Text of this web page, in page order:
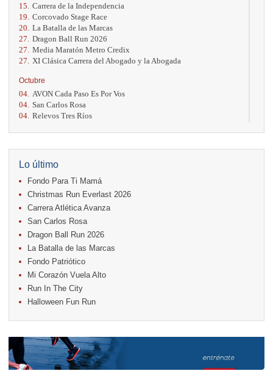
15. Carrera de la Independencia
19. Corcovado Stage Race
20. La Batalla de las Marcas
27. Dragon Ball Run 2026
27. Media Maratón Metro Credix
27.
XI Clásica Carrera del Abogado y la Abogada
Octubre
04. AVON Cada Paso Es Por Vos
04. San Carlos Rosa
04. Relevos Tres Ríos
17. Caribe Paradise Run
18.
Casa Turire Trail Run
18. Warriors Run Circuit
18. Samsung Jacó Beach Half Marathon 2026
25. KRun by Under Armour
25. Run Alajuela
Noviembre
08. Lindora Run
15. Entre Pan y Rosas
Diciembre
06. Trail Vulcania 2026
12. Media Maratón Puntarenas 2026
Lo último
Fondo Para Ti Mamá
Christmas Run Everlast 2026
Carrera Atlética Avanza
San Carlos Rosa
Dragon Ball Run 2026
La Batalla de las Marcas
Fondo Patriótico
Mi Corazón Vuela Alto
Run In The City
Halloween Fun Run